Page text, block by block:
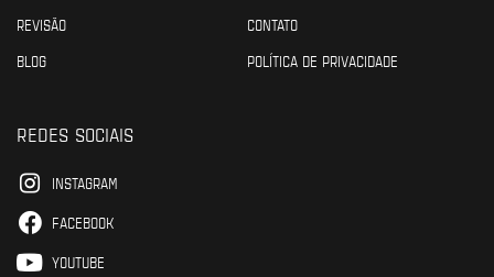
REVISÃO
CONTATO
BLOG
POLÍTICA DE PRIVACIDADE
REDES SOCIAIS
INSTAGRAM
FACEBOOK
YOUTUBE